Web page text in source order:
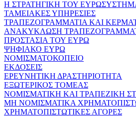
Η ΣΤΡΑΤΗΓΙΚΗ ΤΟΥ
ΤΑΜΕΙΑΚΕΣ ΥΠΗΡΕΣΙΕΣ
ΤΡΑΠΕΖΟΓΡΑΜΜΑΤΙΑ ΚΑΙ
ΑΝΑΚΥΚΛΩΣΗ
ΠΡΟΣΤΑΣΙΑ ΤΟΥ ΕΥΡΩ
ΨΗΦΙΑΚΟ ΕΥΡΩ
ΝΟΜΙΣΜΑΤΟΚΟΠΕΙΟ
ΕΚΔΟΣΕΙΣ
ΕΡΕΥΝΗΤΙΚΗ ΔΡΑΣΤΗΡΙΟΤΗΤΑ
ΕΞΩΤΕΡΙΚΟΣ ΤΟΜΕΑΣ
ΝΟΜΙΣΜΑΤΙΚΗ ΚΑΙ ΤΡΑΠΕΖΙΚΗ
ΜΗ ΝΟΜΙΣΜΑΤΙΚΑ
ΧΡΗΜΑΤΟΠΙΣΤΩΤΙΚΕΣ ΑΓΟΡΕΣ